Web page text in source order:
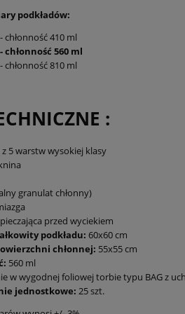
podkładów:
- chłonność 410 ml
chłonność 560 ml
- chłonność 810 ml
:
5 warstw wysokiej klasy
granulat chłonny)
przed wyciekiem
podkładu: 60x60 cm
chłonnej: 55x55 cm
560 ml
w wygodnej foliowej torbie typu BAG z
jednostkowe: 25 szt.